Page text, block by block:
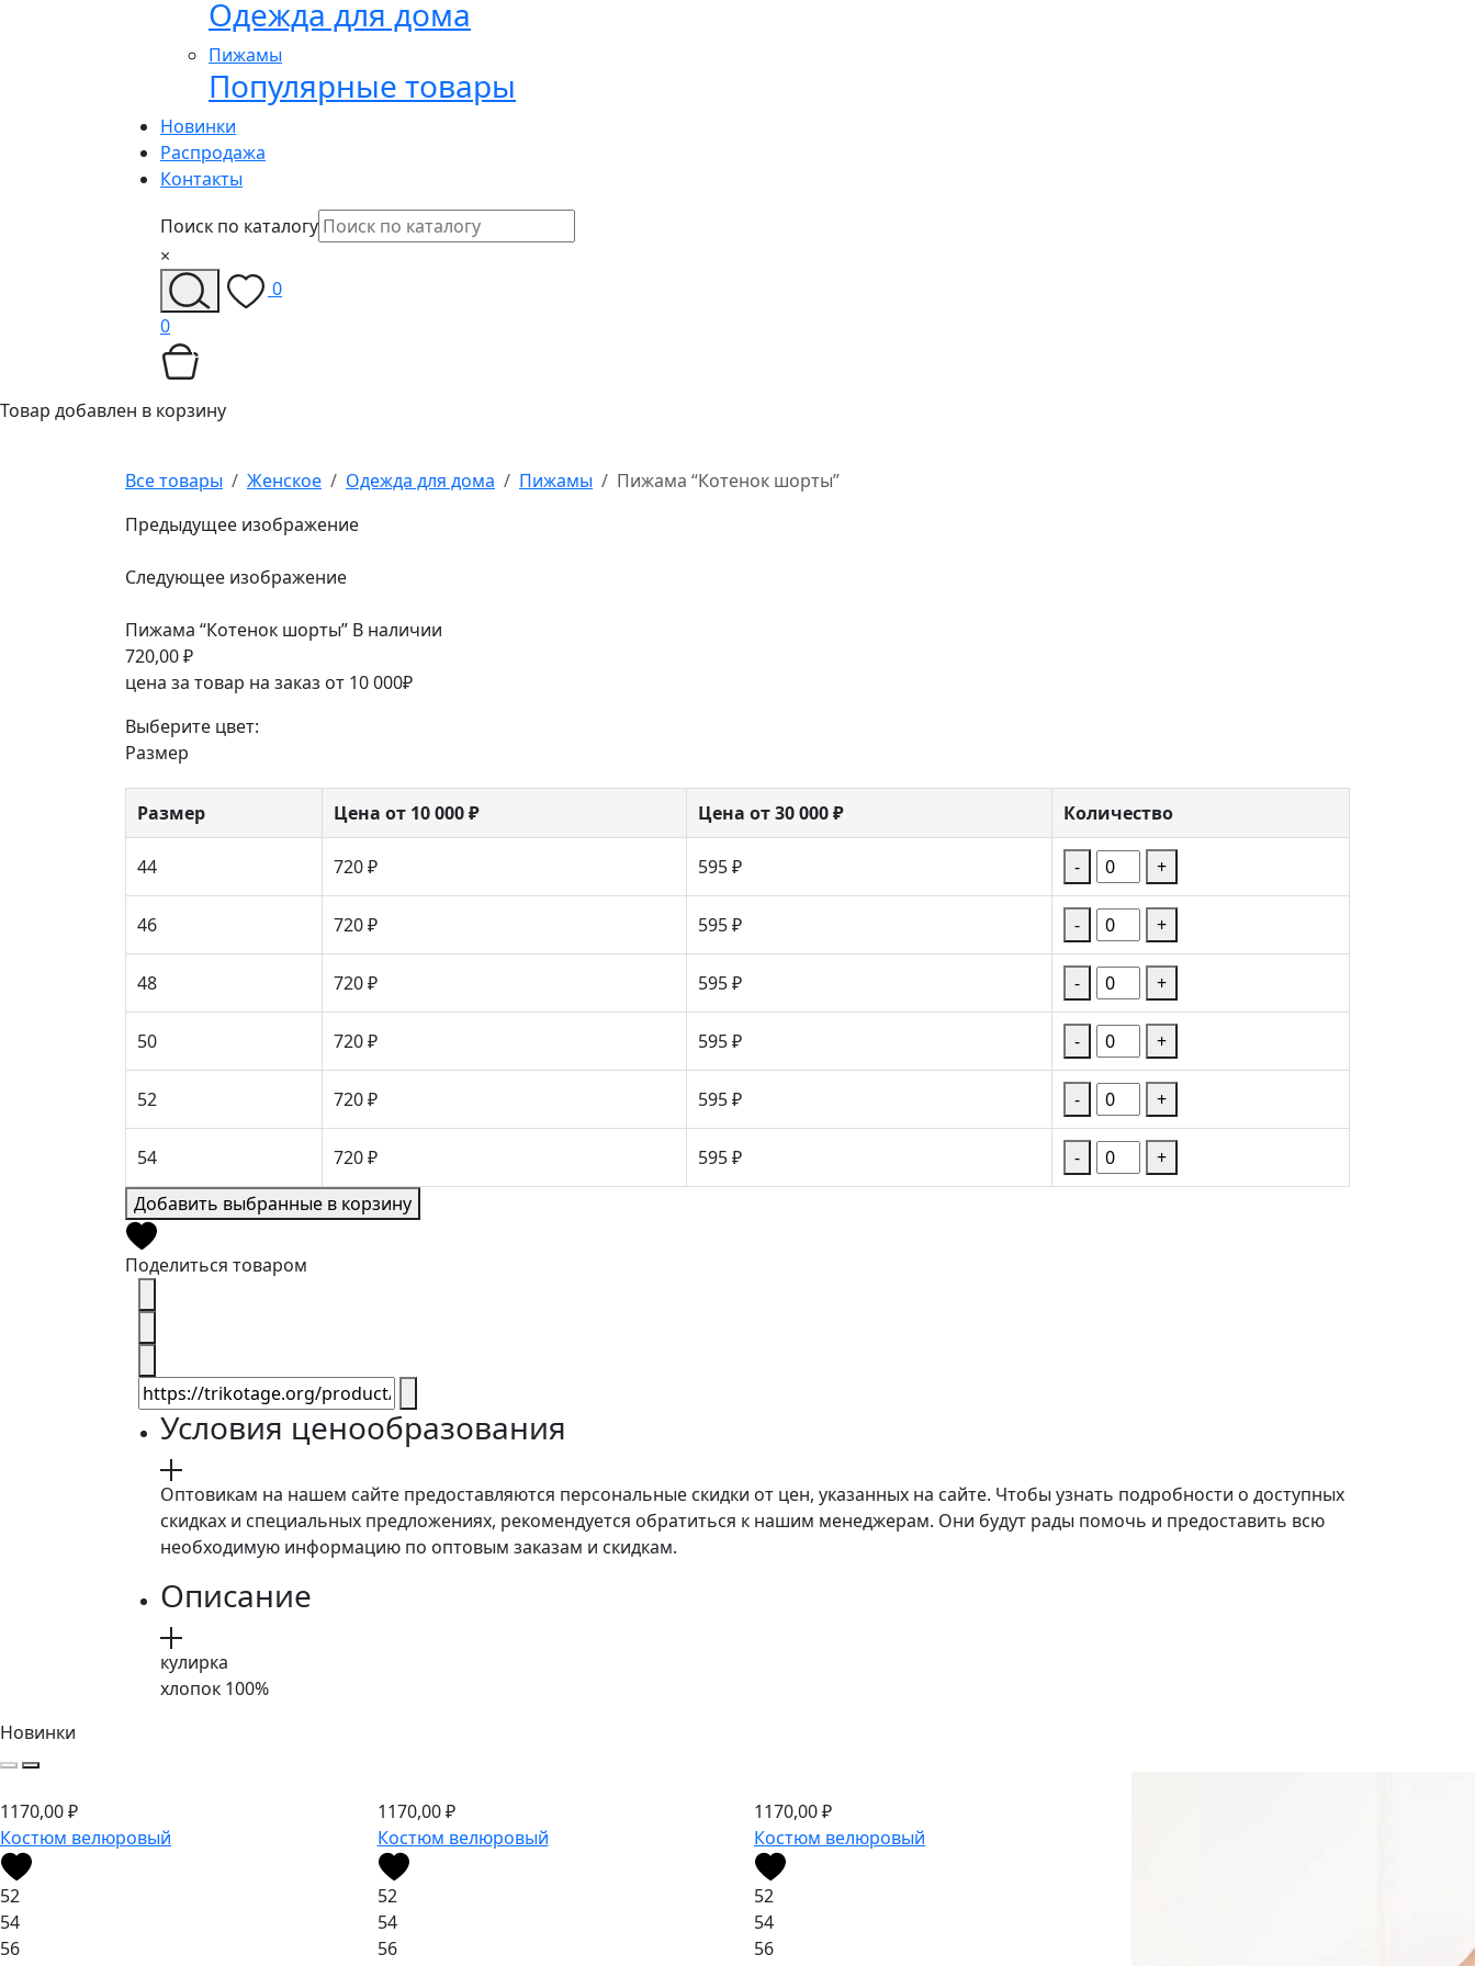
Одежда для дома
Пижамы
Популярные товары
Новинки
Распродажа
Контакты
Поиск по каталогу
×
0
0
Товар добавлен в корзину
Все товары Женское Одежда для дома Пижамы
Пижама “Котенок шорты”
Предыдущее изображение
Следующее изображение
Пижама “Котенок шорты” В наличии
720,00₽
цена за товар на заказ от 10 000₽
Выберите цвет:
Размер
Размер Цена от 10 000 ₽ Цена от 30 000 ₽ Количество
44 720 ₽ 595 ₽ - +
46 720 ₽ 595 ₽ - +
48 720 ₽ 595 ₽ - +
50 720 ₽ 595 ₽ - +
52 720 ₽ 595 ₽ - +
54 720 ₽ 595 ₽ -
+
Добавить выбранные в корзину
Поделиться товаром
Условия ценообразования
Оптовикам на нашем сайте предоставляются персональные скидки от цен, указанных на сайте. Чтобы узнать подробности о доступных
скидках и специальных предложениях, рекомендуется обратиться к нашим менеджерам. Они будут рады помочь и предоставить всю
необходимую информацию по оптовым заказам и скидкам.
Описание
кулирка
хлопок 100%
Новинки
1170,00₽
Костюм велюровый
52
54
56
1170,00₽
Костюм велюровый
52
54
56
1170,00₽
Костюм велюровый
52
54
56